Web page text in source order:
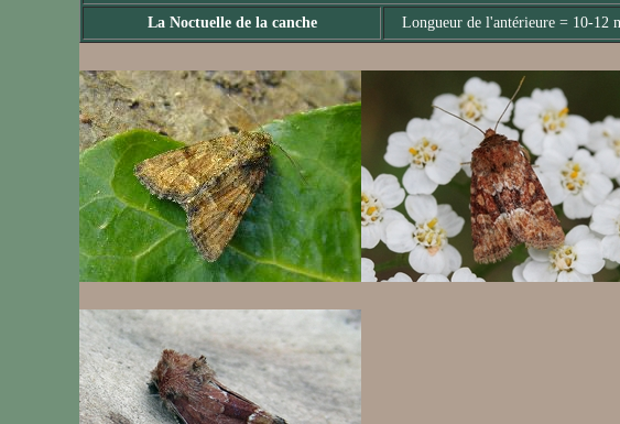
La Noctuelle de la canche Longueur de l'antérieure = 10-12